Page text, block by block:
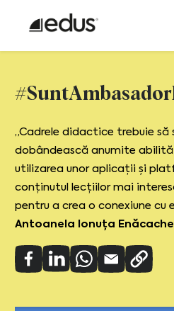
„Cadrele didactice trebuie să
dobândească anumite
utilizarea unor aplicații și
conținutul lecțiilor mai
pentru a crea o conexiune cu
Antoanela Ionuța Enăcache